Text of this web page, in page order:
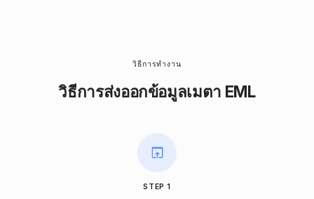
วิธีการทํางาน
วิธีการส่งออกข้อมูลเมตา EML
STEP 1